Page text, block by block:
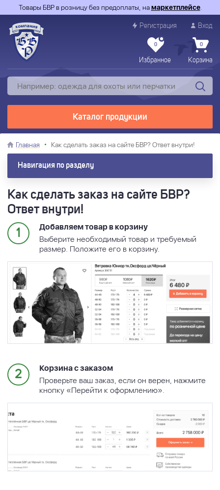
Товары БВР в розницу без предоплаты, намаркетплейсе.
Регистрация Вход
0
Избранное
0
Корзина
Каталог продукции
Главная Как сделать заказ на сайте БВР? Ответ внутри!
Навигация по разделу
Как сделать заказ на сайте БВР?
Ответ внутри!
Добавляем товар в корзину
Выберите необходимый товар и требуемый
размер. Положите его в корзину.
Корзина с заказом
Проверьте ваш заказ, если он верен, нажмите
кнопку «Перейти к оформлению».